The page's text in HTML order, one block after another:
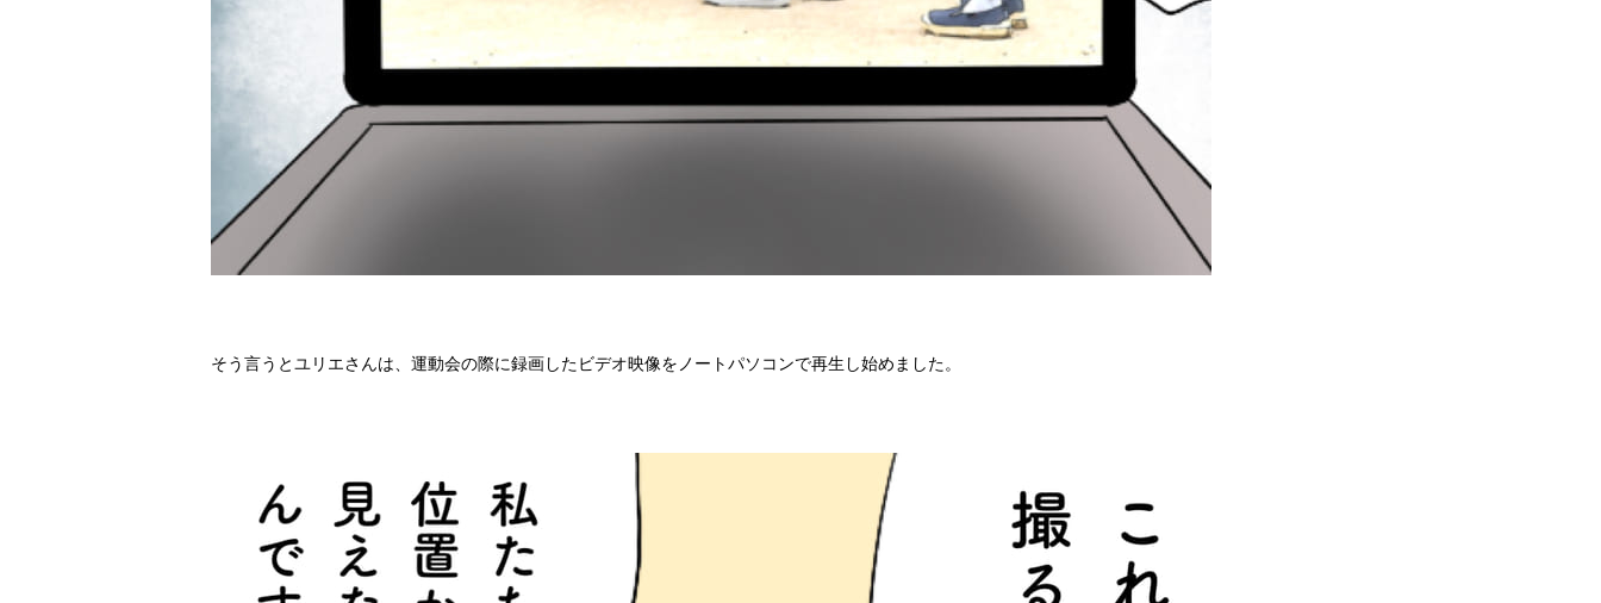
そう言うとユリエさんは、運動会の際に録画したビデオ映像をノートパソコンで再生し始めました。